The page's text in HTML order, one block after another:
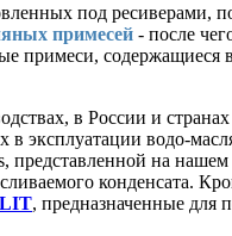
под ресиверами,
примесей - после
примеси, содержащиеся
в России и
в эксплуатации водо-
представленной на
конденсата.
, предназначенные для